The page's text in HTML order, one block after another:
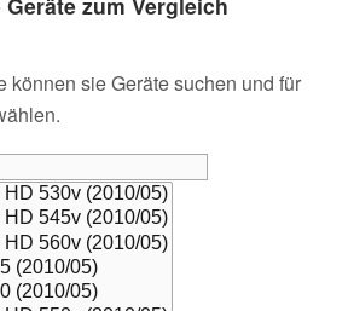
können sie Geräte suchen und für